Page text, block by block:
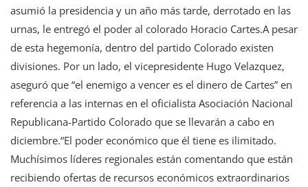
asumió la presidencia y un año más tarde, derrotado en las
urnas, le entregó el poder al colorado Horacio Cartes.A pesar
de esta hegemonía, dentro del partido Colorado existen
divisiones. Por un lado, el vicepresidente Hugo Velazquez,
aseguró que “el enemigo a vencer es el dinero de Cartes” en
referencia a las internas en el oficialista Asociación Nacional
Republicana-Partido Colorado que se llevarán a cabo en
diciembre.“El poder económico que él tiene es ilimitado.
Muchísimos líderes regionales están comentando que están
recibiendo ofertas de recursos económicos extraordinarios